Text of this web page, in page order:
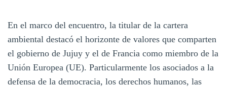
En el marco del encuentro, la titular de la cartera
ambiental destacó el horizonte de valores que comparten
el gobierno de Jujuy y el de Francia como miembro de la
Unión Europea (UE). Particularmente los asociados a la
defensa de la democracia, los derechos humanos, las